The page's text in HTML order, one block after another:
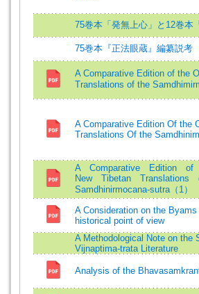
75巻本「発無上心」と12巻本
75巻本『正法眼蔵』編纂説考
A Comparative Edition of the
Translations of the
A Comparative Edition Of the
Translations Of the
A Comparative Edition
New Tibetan
Samdhinirmocana‐sutra（1）
A Consideration on the
historical point of view
A Methodological Note on the
Vijnaptima-trata Literature
Analysis of the